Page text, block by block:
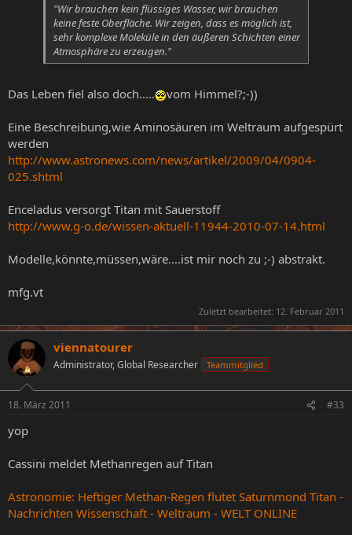
"Wir brauchen kein flüssiges Wasser, wir brauchen
keine feste Oberfläche. Wir zeigen, dass es möglich ist,
sehr komplexe Moleküle in den äußeren Schichten einer
Atmosphäre zu erzeugen."
Das Leben fiel also doch..... vom Himmel?;-))
Eine Beschreibung,wie Aminosäuren im Weltraum aufgespürt
werden
http://www.astronews.com/news/artikel/2009/04/0904-
025.shtml
Enceladus versorgt Titan mit Sauerstoff
http://www.g-o.de/wissen-aktuell-11944-2010-07-14.html
Modelle,könnte,müssen,wäre....ist mir noch zu ;-) abstrakt.
mfg.vt
Zuletzt bearbeitet: 12. Februar 2011
viennatourer
Administrator, Global Researcher Teammitglied
18. März 2011 #33
yop
Cassini meldet Methanregen auf Titan
Astronomie: Heftiger Methan-Regen flutet Saturnmond Titan -
Nachrichten Wissenschaft - Weltraum - WELT ONLINE